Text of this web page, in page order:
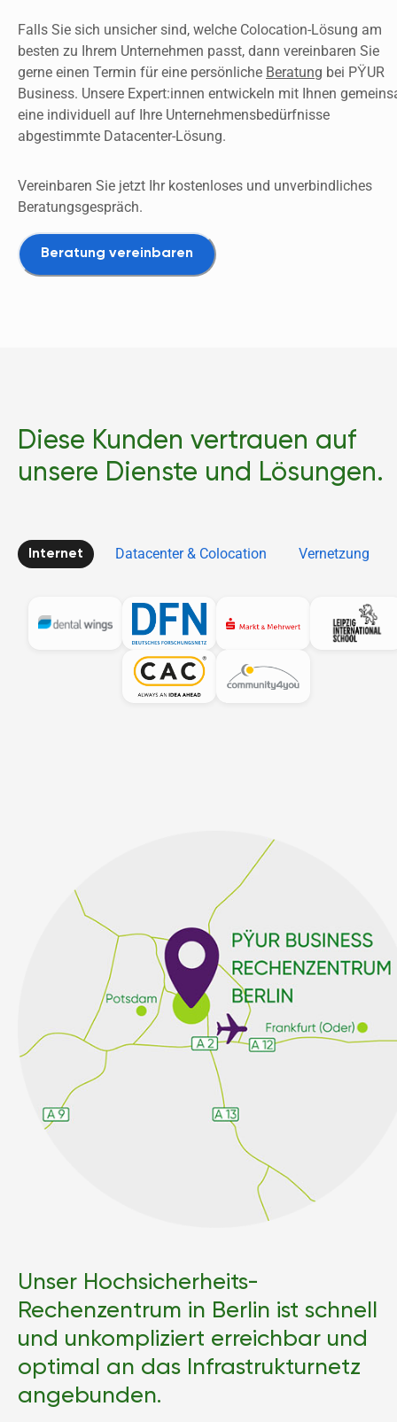
Falls Sie sich unsicher sind, welche Colocation-Lösung am
besten zu Ihrem Unternehmen passt, dann vereinbaren Sie
gerne einen Termin für eine persönliche Beratung bei PŸUR
Business. Unsere Expert:innen entwickeln mit Ihnen
eine individuell auf Ihre Unternehmensbedürfnisse
abgestimmte Datacenter-Lösung.
Vereinbaren Sie jetzt Ihr kostenloses und unverbindliches
Beratungsgespräch.
Beratung vereinbaren
Diese Kunden vertrauen auf
unsere Dienste und Lösungen.
Internet Datacenter & Colocation Vernetzung
Unser Hochsicherheits-
Rechenzentrum in Berlin ist schnell
und unkompliziert erreichbar und
optimal an das Infrastrukturnetz
angebunden.